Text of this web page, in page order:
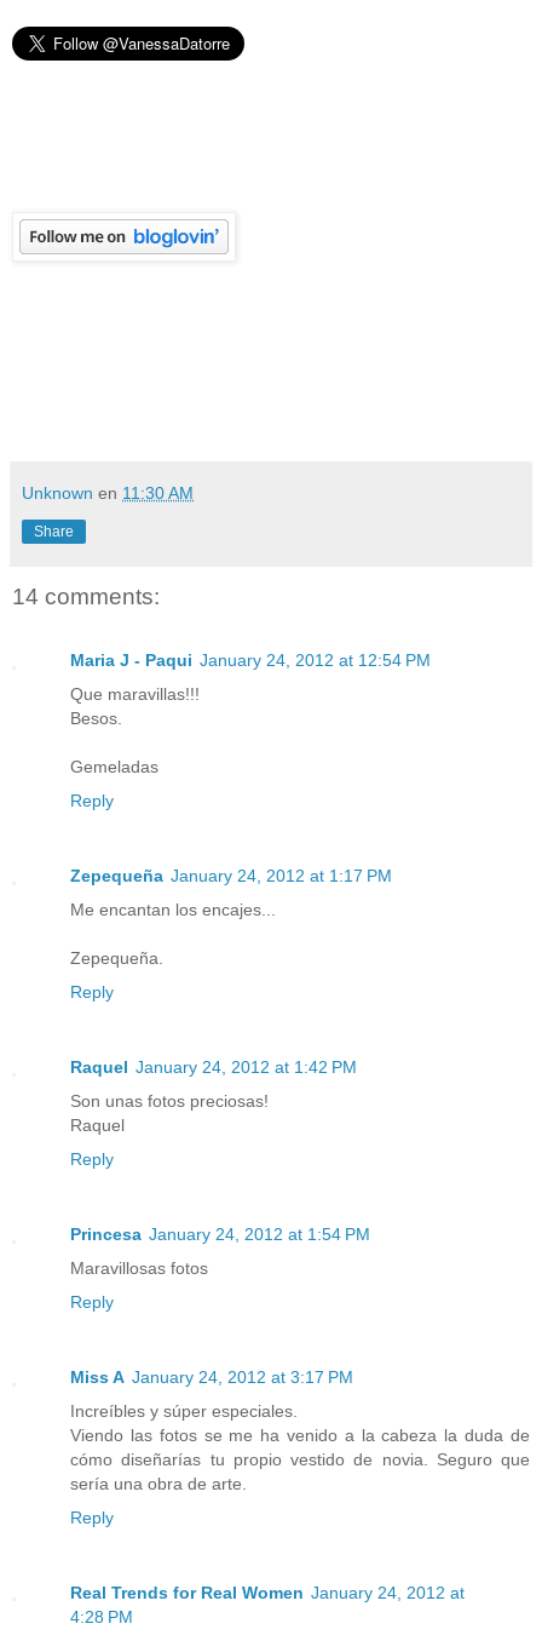
Unknown en 11:30 AM
Share
14 comments:
Maria J - Paqui January 24, 2012 at 12:54 PM
Que maravillas!!!
Besos.
Gemeladas
Reply
Zepequeña January 24, 2012 at 1:17 PM
Me encantan los encajes...
Zepequeña.
Reply
Raquel January 24, 2012 at 1:42 PM
Son unas fotos preciosas!
Raquel
Reply
Princesa January 24, 2012 at 1:54 PM
Maravillosas fotos
Reply
Miss A January 24, 2012 at 3:17 PM
Increíbles y súper especiales.
Viendo las fotos se me ha venido a la cabeza la duda de
cómo diseñarías tu propio vestido de novia. Seguro que
sería una obra de arte.
Reply
Real Trends for Real Women January 24, 2012 at
4:28 PM